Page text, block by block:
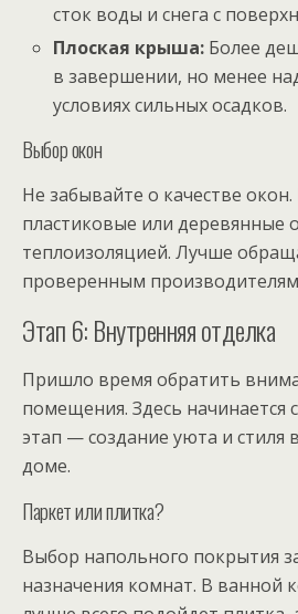
сток воды и снега с
Плоская крыша: Более
в завершении, но менее
условиях сильных осадков.
Выбор окон
Не забывайте о качестве
пластиковые или деревянные
теплоизоляцией. Лучше
проверенным
Этап 6: Внутренняя отделка
Пришло время обратить
помещения. Здесь начинается
этап — создание уюта и
доме.
Паркет или плитка?
Выбор напольного покрытия
назначения комнат. В ванной